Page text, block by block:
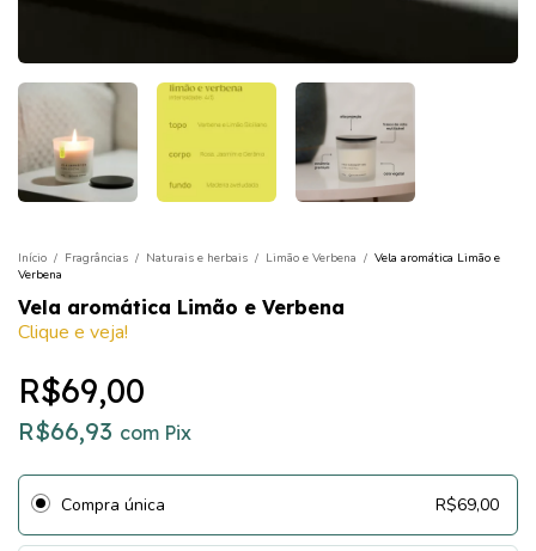
Início / Fragrâncias / Naturais e herbais / Limão e Verbena / Vela aromática Limão e
Verbena
Vela aromática Limão e Verbena
Clique e veja!
R$69,00
R$66,93 com Pix
Compra única R$69,00